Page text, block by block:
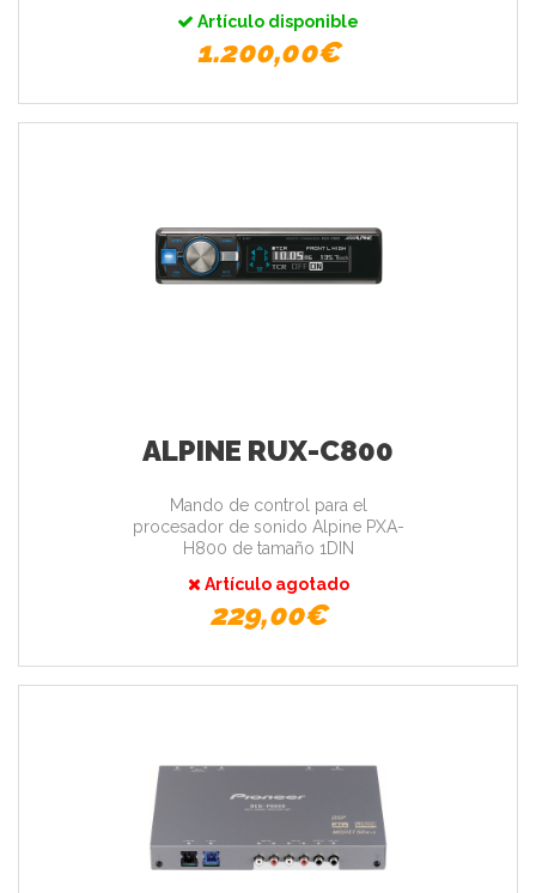
Artículo disponible
1.200,00€
ALPINE RUX-C800
Mando de control para el
procesador de sonido Alpine PXA-
H800 de tamaño 1DIN
Artículo agotado
229,00€